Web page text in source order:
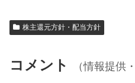
株主還元方針・配当方針
コメント
（情報提供